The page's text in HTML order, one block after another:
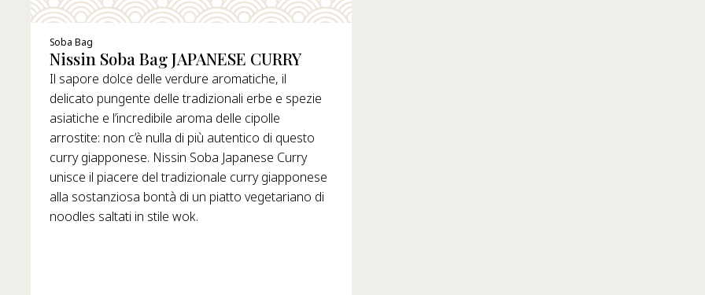
Soba Bag
Nissin Soba Bag JAPANESE CURRY
Il sapore dolce delle verdure aromatiche, il
delicato pungente delle tradizionali erbe e spezie
asiatiche e l’incredibile aroma delle cipolle
arrostite: non c’è nulla di più autentico di questo
curry giapponese. Nissin Soba Japanese Curry
unisce il piacere del tradizionale curry giapponese
alla sostanziosa bontà di un piatto vegetariano di
noodles saltati in stile wok.